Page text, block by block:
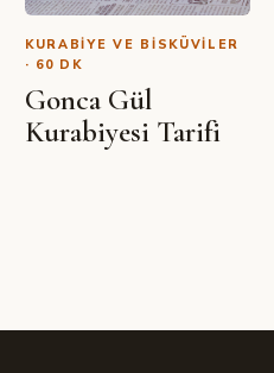
KURABIYE VE BISKÜVILER
· 60 DK
Gonca Gül
Kurabiyesi Tarifi